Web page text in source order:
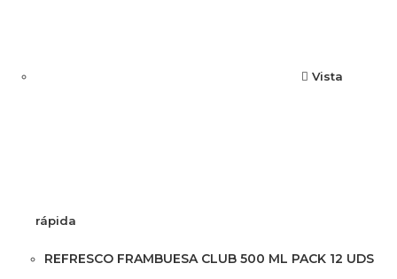
Vista
rápida
REFRESCO FRAMBUESA CLUB 500 ML PACK 12 UDS